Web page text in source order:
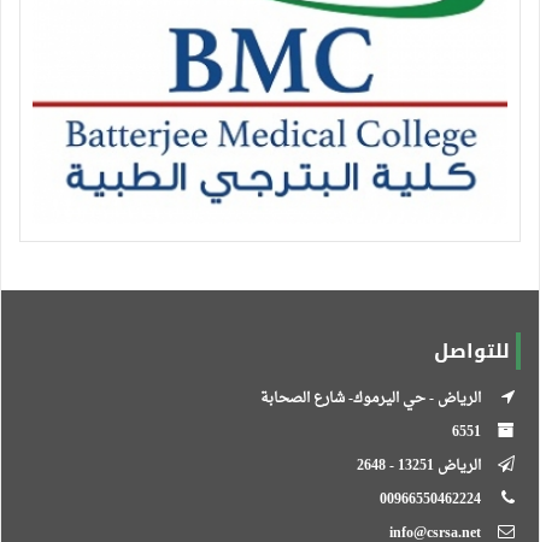
للتواصل
الرياض - حي اليرموك- شارع الصحابة
الرياض 13251 - 2648